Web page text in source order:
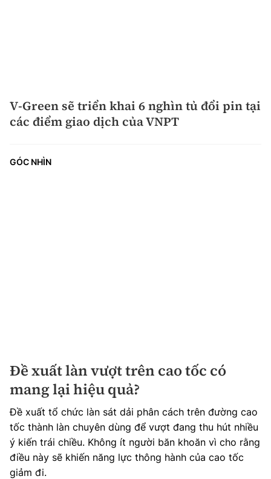
V-Green sẽ triển khai 6 nghìn tủ đổi pin tại
các điểm giao dịch của VNPT
GÓC NHÌN
Đề xuất làn vượt trên cao tốc có
mang lại hiệu quả?
Đề xuất tổ chức làn sát dải phân cách trên đường cao
tốc thành làn chuyên dùng để vượt đang thu hút nhiều
ý kiến trái chiều. Không ít người băn khoăn vì cho rằng
điều này sẽ khiến năng lực thông hành của cao tốc
giảm đi.